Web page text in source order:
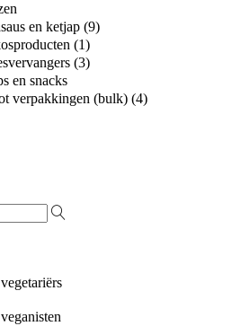
en ketjap (9)
(1)
(3)
en snacks
verpakkingen (bulk) (4)